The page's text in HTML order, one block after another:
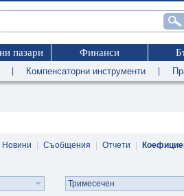
пазари Финанси
Компенсаторни инструменти
Новини Съобщения Отчети
Тримесечен